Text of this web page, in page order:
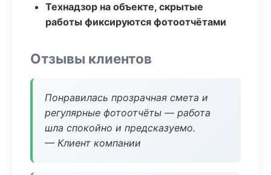
Технадзор на объекте, скрытые
работы фиксируются фотоотчётами
Отзывы клиентов
Понравилась прозрачная смета и
регулярные фотоотчёты — работа
шла спокойно и предсказуемо.
— Клиент компании